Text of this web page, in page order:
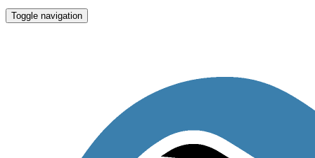
Toggle navigation